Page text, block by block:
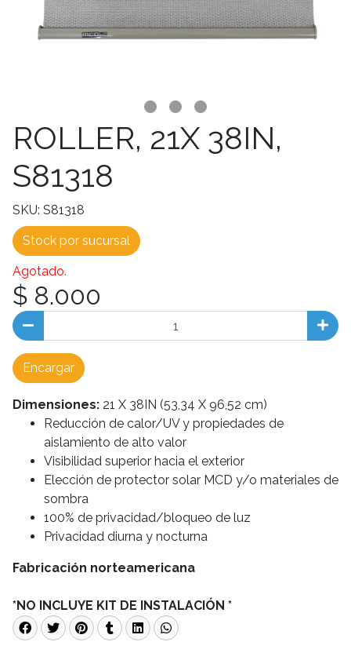
ROLLER, 21X 38IN,
S81318
SKU: S81318
Stock por sucursal
Agotado.
$ 8.000
Encargar
Dimensiones: 21 X 38IN (53,34 X 96,52 cm)
Reducción de calor/UV y propiedades de
aislamiento de alto valor
Visibilidad superior hacia el exterior
Elección de protector solar MCD y/o materiales de
sombra
100% de privacidad/bloqueo de luz
Privacidad diurna y nocturna
Fabricación norteamericana
*NO INCLUYE KIT DE INSTALACIÓN *